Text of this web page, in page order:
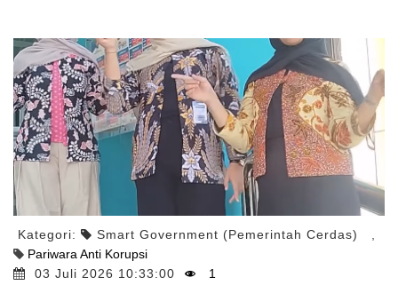
Kategori: Smart Government (Pemerintah Cerdas)
Pariwara Anti Korupsi
03 Juli 2026 10:33:00
1